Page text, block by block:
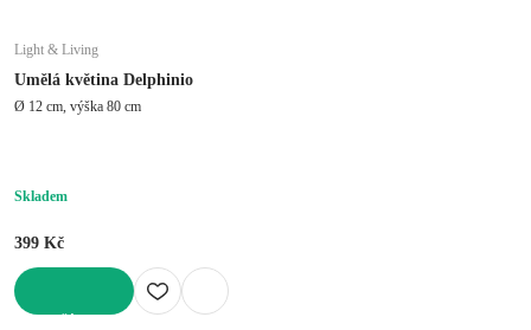
Light & Living
Umělá květina Delphinio
Ø 12 cm, výška 80 cm
Skladem
399 Kč